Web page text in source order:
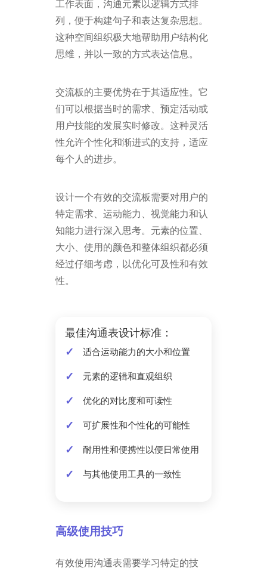
工作表面，沟通元素以逻辑方式排
列，便于构建句子和表达复杂思想。
这种空间组织极大地帮助用户结构化
思维，并以一致的方式表达信息。
交流板的主要优势在于其适应性。它
们可以根据当时的需求、预定活动或
用户技能的发展实时修改。这种灵活
性允许个性化和渐进式的支持，适应
每个人的进步。
设计一个有效的交流板需要对用户的
特定需求、运动能力、视觉能力和认
知能力进行深入思考。元素的位置、
大小、使用的颜色和整体组织都必须
经过仔细考虑，以优化可及性和有效
性。
最佳沟通表设计标准：
适合运动能力的大小和位置
元素的逻辑和直观组织
优化的对比度和可读性
可扩展性和个性化的可能性
耐用性和便携性以便日常使用
与其他使用工具的一致性
高级使用技巧
有效使用沟通表需要学习特定的技